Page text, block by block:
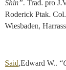
Shin”. Trad. pro
Roderick Ptak.
Wiesbaden,
Said,Edward W.. “